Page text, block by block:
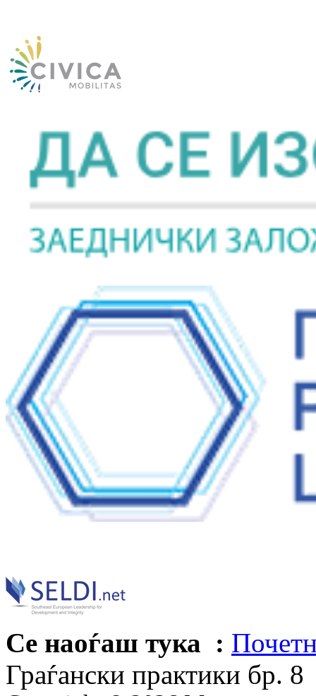
Се наоѓаш тука :
Граѓански практики бр. 8